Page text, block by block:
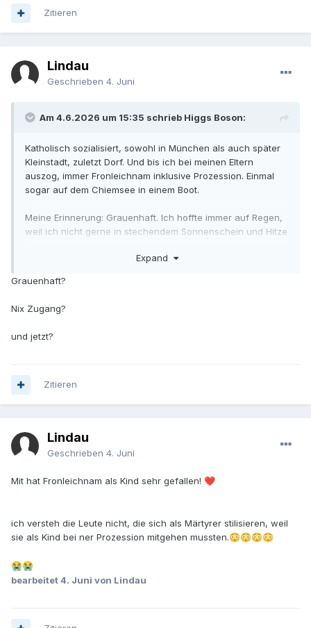
Zitieren
Lindau
Geschrieben 4. Juni
Am 4.6.2026 um 15:35 schrieb Higgs Boson:
Katholisch sozialisiert, sowohl in München als auch später
Kleinstadt, zuletzt Dorf. Und bis ich bei meinen Eltern
auszog, immer Fronleichnam inklusive Prozession. Einmal
sogar auf dem Chiemsee in einem Boot.
Meine Erinnerung: Grauenhaft. Ich hoffte immer auf Regen,
weil ich nicht gerne in stechendem Sonnenschein und Hitze
Expand
Grauenhaft?
Nix Zugang?
und jetzt?
Zitieren
Lindau
Geschrieben 4. Juni
Mit hat Fronleichnam als Kind sehr gefallen! ❤️
ich versteh die Leute nicht, die sich als Märtyrer stilisieren, weil
sie als Kind bei ner Prozession mitgehen mussten.😳😳😳😳
😭😭
bearbeitet4. Juni von Lindau